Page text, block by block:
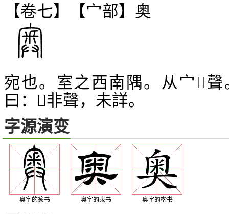
【卷七】【宀部】 奥
宛也。室之西南隅。从宀 𢍏聲
曰： 𢍏非聲，未詳。
字源演变
奥字的篆书 奥字的隶书 奥字的楷书